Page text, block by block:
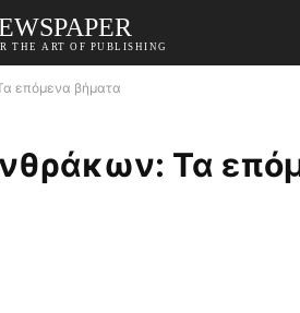
THE ART OF PUBLISHING
επόμενα βήματα
Τα